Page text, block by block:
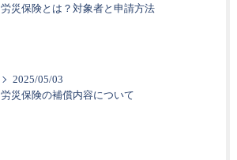
労災保険とは？対象者と申請方法
2025/05/03
労災保険の補償内容について